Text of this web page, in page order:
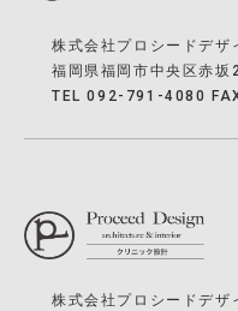
株式会社プロシードデザ
福岡県福岡市中央区赤坂
TEL 092-791-4080
株式会社プロシードデ